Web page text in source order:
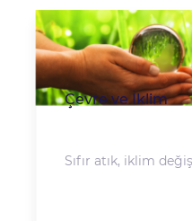
Çevre ve İklim
Sıfır atık, iklim